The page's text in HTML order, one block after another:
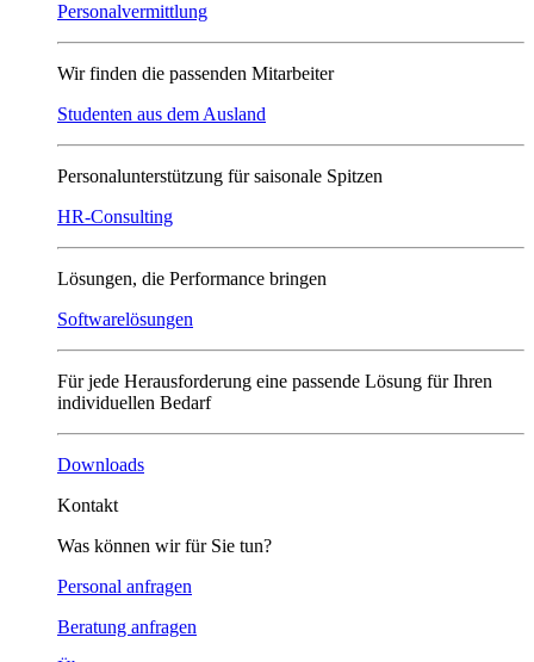
Personalvermittlung
Wir finden die passenden Mitarbeiter
Studenten aus dem Ausland
Personalunterstützung für saisonale Spitzen
HR-Consulting
Lösungen, die Performance bringen
Softwarelösungen
Für jede Herausforderung eine passende Lösung für Ihren
individuellen Bedarf
Downloads
Kontakt
Was können wir für Sie tun?
Personal anfragen
Beratung anfragen